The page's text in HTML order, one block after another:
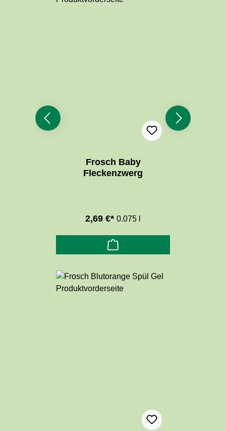
Frosch Baby
Fleckenzwerg
2,69 €* 0.075 l